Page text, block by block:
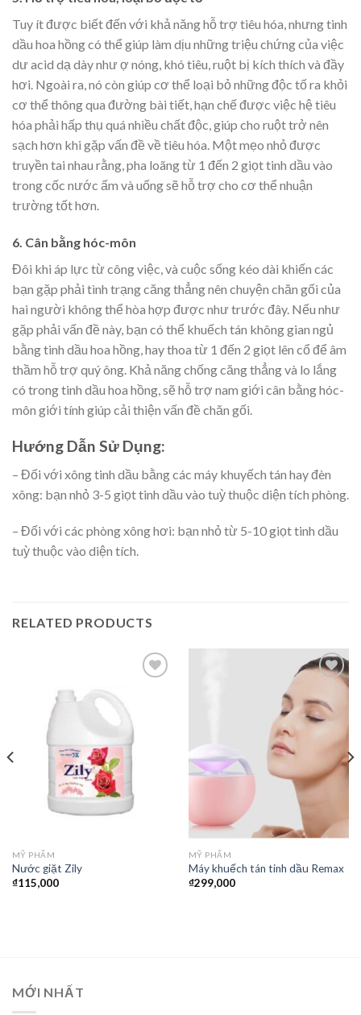
Tuy ít được biết đến với khả năng hỗ trợ tiêu hóa, nhưng tinh
dầu hoa hồng có thể giúp làm dịu những triệu chứng của việc
dư acid dạ dày như ợ nóng, khó tiêu, ruột bị kích thích và đầy
hơi. Ngoài ra, nó còn giúp cơ thể loại bỏ những độc tố ra khỏi
cơ thể thông qua đường bài tiết, hạn chế được việc hệ tiêu
hóa phải hấp thụ quá nhiều chất độc, giúp cho ruột trở nên
sạch hơn khi gặp vấn đề về tiêu hóa. Một mẹo nhỏ được
truyền tai nhau rằng, pha loãng từ 1 đến 2 giọt tinh dầu vào
trong cốc nước ấm và uống sẽ hỗ trợ cho cơ thể nhuận
trường tốt hơn.
6. Cân bằng hóc-môn
Đôi khi áp lực từ công việc, và cuộc sống kéo dài khiến các
bạn gặp phải tình trạng căng thẳng nên chuyện chăn gối của
hai người không thể hòa hợp được như trước đây. Nếu như
gặp phải vấn đề này, bạn có thể khuếch tán không gian ngủ
bằng tinh dầu hoa hồng, hay thoa từ 1 đến 2 giọt lên cổ để âm
thầm hỗ trợ quý ông. Khả năng chống căng thẳng và lo lắng
có trong tinh dầu hoa hồng, sẽ hỗ trợ nam giới cân bằng hóc-
môn giới tính giúp cải thiện vấn đề chăn gối.
Hướng Dẫn Sử Dụng:
– Đối với xông tinh dầu bằng các máy khuyếch tán hay đèn
xông: bạn nhỏ 3-5 giọt tinh dầu vào tuỳ thuộc diện tích phòng.
– Đối với các phòng xông hơi: bạn nhỏ từ 5-10 giọt tinh dầu
tuỳ thuộc vào diện tích.
RELATED PRODUCTS
MỸ PHẨM
Nước giặt Zily
₫115,000
vào
yêu
thích
MỸ PHẨM
Máy khuếch tán tinh dầu Remax
₫299,000
MỚI NHẤT